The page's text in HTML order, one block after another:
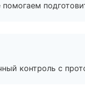
помогаем
контроль с